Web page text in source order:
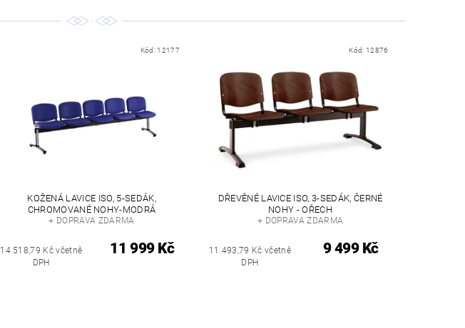
Kód: 12177
KOŽENÁ LAVICE ISO, 5-SEDÁK,
CHROMOVANÉ NOHY-MODRÁ
+ DOPRAVA ZDARMA
14 518,79 Kč včetně
DPH
11 999 Kč
Kód: 12876
DŘEVĚNÉ LAVICE ISO, 3-SEDÁK, ČERNÉ
NOHY - OŘECH
+ DOPRAVA ZDARMA
11 493,79 Kč včetně
DPH
9 499 Kč